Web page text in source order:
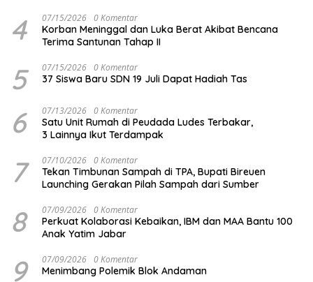
4 07/15/2026 0 Komentar
Korban Meninggal dan Luka Berat Akibat Bencana
Terima Santunan Tahap II
5 07/15/2026 0 Komentar
37 Siswa Baru SDN 19 Juli Dapat Hadiah Tas
6 07/13/2026 0 Komentar
Satu Unit Rumah di Peudada Ludes Terbakar,
3 Lainnya Ikut Terdampak
7 07/10/2026 0 Komentar
Tekan Timbunan Sampah di TPA, Bupati Bireuen
Launching Gerakan Pilah Sampah dari Sumber
8 07/09/2026 0 Komentar
Perkuat Kolaborasi Kebaikan, IBM dan MAA Bantu 100
Anak Yatim Jabar
9 07/09/2026 0 Komentar
Menimbang Polemik Blok Andaman